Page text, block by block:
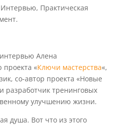
Интервью, Практическая
Алена
проекта «Ключи мастерства«,
со-автор проекта «Новые
разработчик тренинговых
улучшению жизни.
душа. Вот что из этого